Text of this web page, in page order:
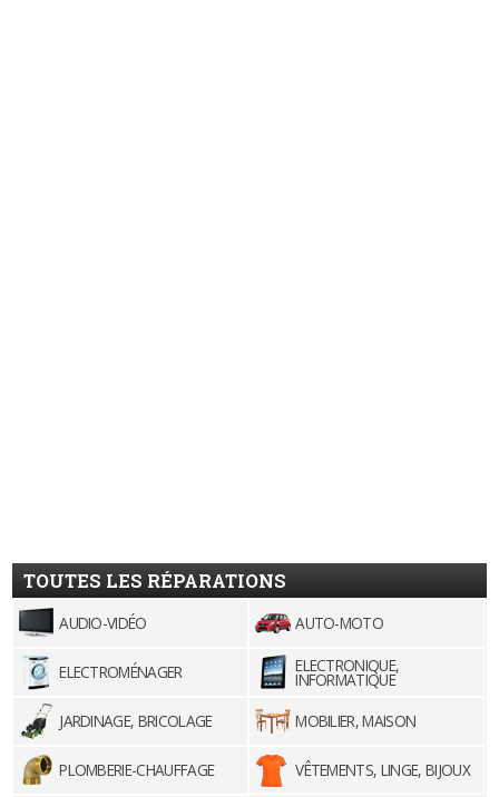
TOUTES LES RÉPARATIONS
AUDIO-VIDÉO AUTO-MOTO
ELECTROMÉNAGER ELECTRONIQUE,
INFORMATIQUE
JARDINAGE, BRICOLAGE
MOBILIER, MAISON
PLOMBERIE-CHAUFFAGE VÊTEMENTS, LINGE, BIJOUX